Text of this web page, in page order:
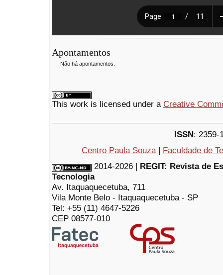
Apontamentos
Não há apontamentos.
This work is licensed under a Creative
ISSN: 2359-
Centro Paula Souza| Faculdade de
2014-2026 | REGIT: Revista de
Tecnologia
Av. Itaquaquecetuba, 711
Vila Monte Belo - Itaquaquecetuba - SP
Tel: +55 (11) 4647-5226
CEP 08577-010